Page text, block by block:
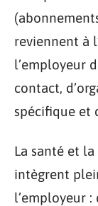
reviennent à
l’employeur
contact,
spécifique et
La santé et
intègrent
l’employeur :